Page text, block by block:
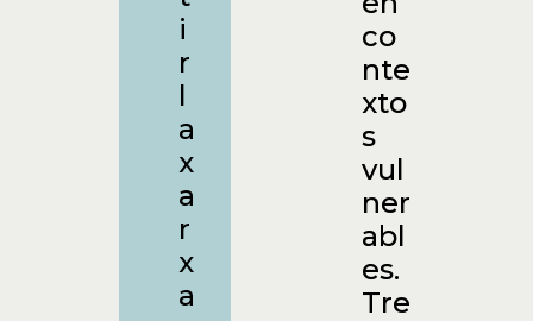
i
r
l
a
x
a
r
x
a
co
nte
xto
s
vul
ner
abl
es.
Tre